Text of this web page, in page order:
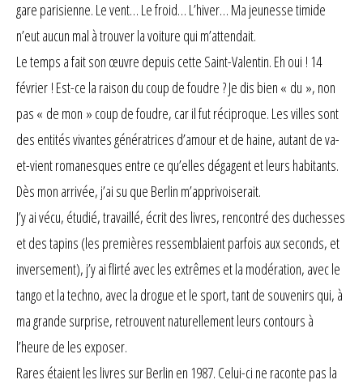
gare parisienne. Le vent… Le froid… L’hiver… Ma jeunesse timide
n’eut aucun mal à trouver la voiture qui m’attendait.
Le temps a fait son œuvre depuis cette Saint-Valentin. Eh oui ! 14
février ! Est-ce la raison du coup de foudre ? Je dis bien « du », non
pas « de mon » coup de foudre, car il fut réciproque. Les villes sont
des entités vivantes génératrices d’amour et de haine, autant de va-
et-vient romanesques entre ce qu’elles dégagent et leurs habitants.
Dès mon arrivée, j’ai su que Berlin m’apprivoiserait.
J’y ai vécu, étudié, travaillé, écrit des livres, rencontré des duchesses
et des tapins (les premières ressemblaient parfois aux seconds, et
inversement), j’y ai flirté avec les extrêmes et la modération, avec le
tango et la techno, avec la drogue et le sport, tant de souvenirs qui, à
ma grande surprise, retrouvent naturellement leurs contours à
l’heure de les exposer.
Rares étaient les livres sur Berlin en 1987. Celui-ci ne raconte pas la